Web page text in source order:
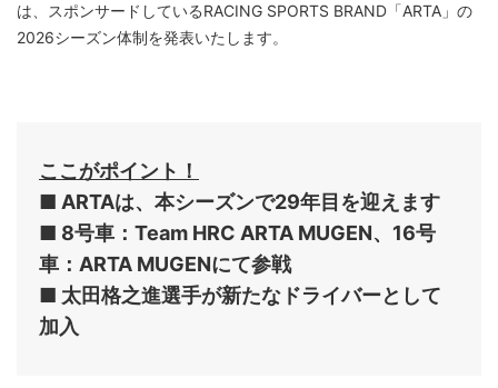
は、スポンサードしているRACING SPORTS BRAND「ARTA」の
2026シーズン体制を発表いたします。
ここがポイント！
■ ARTAは、本シーズンで29年目を迎えます
■ 8号車：Team HRC ARTA MUGEN、16号
車：ARTA MUGENにて参戦
■ 太田格之進選手が新たなドライバーとして
加入